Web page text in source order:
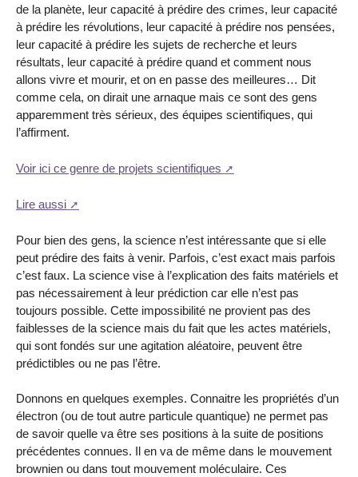
de la planète, leur capacité à prédire des crimes, leur capacité
à prédire les révolutions, leur capacité à prédire nos pensées,
leur capacité à prédire les sujets de recherche et leurs
résultats, leur capacité à prédire quand et comment nous
allons vivre et mourir, et on en passe des meilleures… Dit
comme cela, on dirait une arnaque mais ce sont des gens
apparemment très sérieux, des équipes scientifiques, qui
l’affirment.
Voir ici ce genre de projets scientifiques
Lire aussi
Pour bien des gens, la science n’est intéressante que si elle
peut prédire des faits à venir. Parfois, c’est exact mais parfois
c’est faux. La science vise à l’explication des faits matériels et
pas nécessairement à leur prédiction car elle n’est pas
toujours possible. Cette impossibilité ne provient pas des
faiblesses de la science mais du fait que les actes matériels,
qui sont fondés sur une agitation aléatoire, peuvent être
prédictibles ou ne pas l’être.
Donnons en quelques exemples. Connaitre les propriétés d’un
électron (ou de tout autre particule quantique) ne permet pas
de savoir quelle va être ses positions à la suite de positions
précédentes connues. Il en va de même dans le mouvement
brownien ou dans tout mouvement moléculaire. Ces